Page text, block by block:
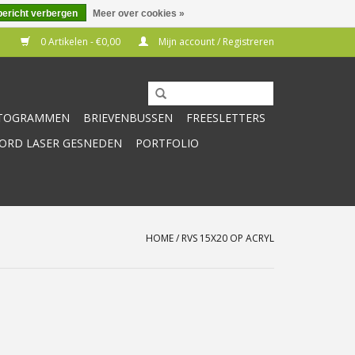
0 Artikelen - €0,00 Mijn account / Registreren
BRIEVENBUSSEN
FREESLETTERS
LASER GESNEDEN
PORTFOLIO
HOME/ RVS 15X20 OP ACRYL
verbergen Meer over cookies »